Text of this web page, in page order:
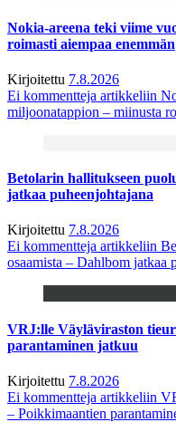
Nokia-areena teki viime
roimasti aiempaa enemmän
Kirjoitettu 7.8.2026
Ei kommentteja artikkeliin
miljoonatappion – miinusta
Betolarin hallitukseen
jatkaa puheenjohtajana
Kirjoitettu 7.8.2026
Ei kommentteja artikkeliin
osaamista – Dahlbom jatkaa
VRJ:lle Väyläviraston
parantaminen jatkuu
Kirjoitettu 7.8.2026
Ei kommentteja artikkeliin
– Poikkimaantien